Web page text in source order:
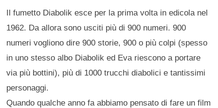
Il fumetto Diabolik esce per la prima volta in edicola nel
1962. Da allora sono usciti più di 900 numeri. 900
numeri vogliono dire 900 storie, 900 o più colpi (spesso
in uno stesso albo Diabolik ed Eva riescono a portare
via più bottini), più di 1000 trucchi diabolici e tantissimi
personaggi.
Quando qualche anno fa abbiamo pensato di fare un film